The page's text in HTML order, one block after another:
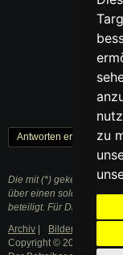
zu
Antworten erstellen
Die mit (*)
über einen solchen Link
beteiligt. Für Dich
Archiv
Bilder
Copyright © 2003 - 2021 ·